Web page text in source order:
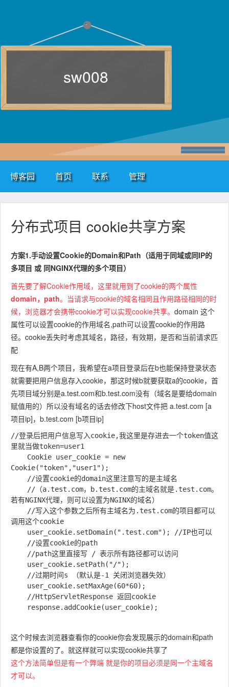
sw008
博客园 首页 联系 管理
分布式项目 cookie共享方案
方案1.手动设置Cookie的Domain和Path（适用于同域或同IP的
多项目 或 同NGINX代理的多个项目）
首先要了解Cookie作用域，这里就用到了cookie的两个属性
domain，path。当请求与cookie的域名相同且作用路径相同的时
候，浏览器才会携带cookie才可以实现cookie共享。 domain 这个
属性可以设置cookie的作用域名,path可以设置cookie的作用路
径。cookie丢失时考虑其域名，路径，有效期，是否和当前请求匹
配
现在有A,B两个项目，我希望在a项目登录后在b也能保持登录状态
就需要把用户信息存入cookie，那这时候b就要获取a的cookie，首
先项目域分别是a.test.com和b.test.com没有（域名是要给domain
赋值用的）所以没有域名的话去修改下host文件把 a.test.com [a
项目ip]，b.test.com [b项目ip]
//登录后把用户信息写入cookie,我这里是存进去一个token值这
里就当做token=user1
Cookie user_cookie = new
Cookie("token","user1");
//设置cookie的domain这里注意写的是主域名
//（a.test.com，b.test.com的主域名就是.test.com。
若有NGINX代理，则可以设置为NGINX的域名）
//写入这个参数之后所有主域名为.test.com的项目都可以
调用这个cookie
user_cookie.setDomain(".test.com"); //IP也可以
//设置cookie的path
//path这里直接写 / 表示所有路径都可以访问
user_cookie.setPath("/");
//HttpServletResponse 返回cookie
这个时候去浏览器查看你的cookie你会发现展示的domain和path
都是你设置的了。就这样就可以实现cookie共享了
这个方法简单但是有一个弊端 就是你的项目必须是同一个主域名
才可以。